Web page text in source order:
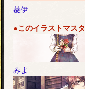
菱伊
●このイラストマス
みよ